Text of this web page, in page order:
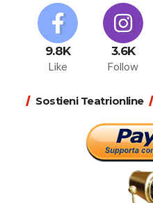
9.8K
Like
3.6K
Follow
Sostieni Teatrionline